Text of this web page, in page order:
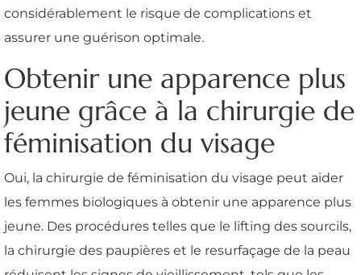
considérablement le risque de complications et
assurer une guérison optimale.
Obtenir une apparence plus
jeune grâce à la chirurgie de
féminisation du visage
Oui, la chirurgie de féminisation du visage peut aider
les femmes biologiques à obtenir une apparence plus
jeune. Des procédures telles que le lifting des sourcils,
la chirurgie des paupières et le resurfaçage de la peau